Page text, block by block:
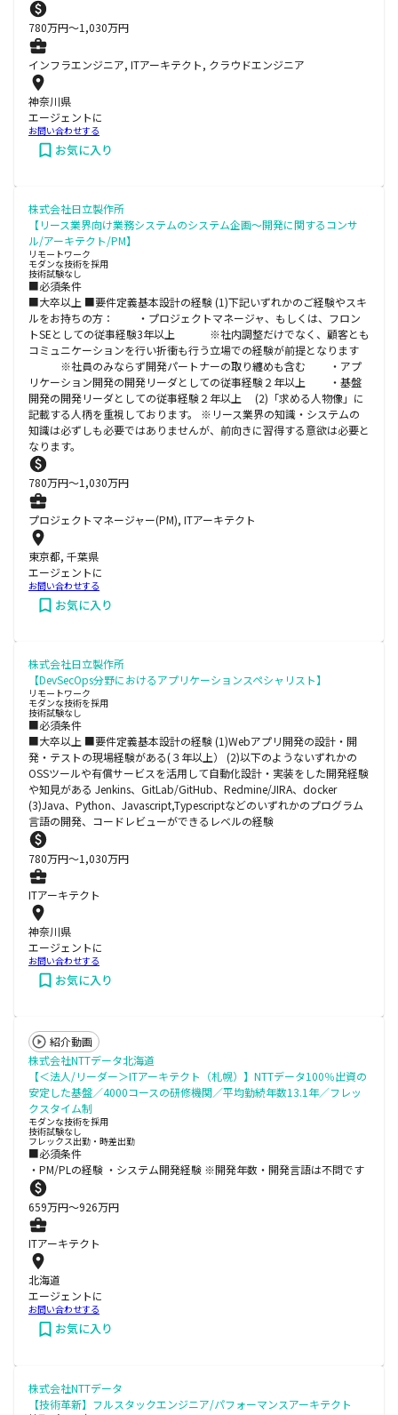
780万円〜1,030万円
インフラエンジニア, ITアーキテクト, クラウドエンジニア
神奈川県
エージェントに
お問い合わせする
お気に入り
株式会社日立製作所
【リース業界向け業務システムのシステム企画～開発に関するコンサ
ル/アーキテクト/PM】
リモートワーク
モダンな技術を採用
技術試験なし
■必須条件
■大卒以上 ■要件定義基本設計の経験 (1)下記いずれかのご経験やスキ
ルをお持ちの方： ・プロジェクトマネージャ、もしくは、フロン
トSEとしての従事経験3年以上 ※社内調整だけでなく、顧客とも
コミュニケーションを行い折衝も行う立場での経験が前提となります
※社員のみならず開発パートナーの取り纏めも含む ・アプ
リケーション開発の開発リーダとしての従事経験２年以上 ・基盤
開発の開発リーダとしての従事経験２年以上 (2)「求める人物像」に
記載する人柄を重視しております。 ※リース業界の知識・システムの
知識は必ずしも必要ではありませんが、前向きに習得する意欲は必要と
なります。
780万円〜1,030万円
プロジェクトマネージャー(PM), ITアーキテクト
東京都, 千葉県
エージェントに
お問い合わせする
お気に入り
株式会社日立製作所
【DevSecOps分野におけるアプリケーションスペシャリスト】
リモートワーク
モダンな技術を採用
技術試験なし
■必須条件
■大卒以上 ■要件定義基本設計の経験 (1)Webアプリ開発の設計・開
発・テストの現場経験がある(３年以上） (2)以下のようないずれかの
OSSツールや有償サービスを活用して自動化設計・実装をした開発経験
や知見がある Jenkins、GitLab/GitHub、Redmine/JIRA、docker
(3)Java、Python、Javascript,Typescriptなどのいずれかのプログラム
言語の開発、コードレビューができるレベルの経験
780万円〜1,030万円
ITアーキテクト
神奈川県
エージェントに
お問い合わせする
お気に入り
紹介動画
株式会社NTTデータ北海道
【＜法人/リーダー＞ITアーキテクト（札幌）】NTTデータ100％出資の
安定した基盤／4000コースの研修機関／平均勤続年数13.1年／フレッ
クスタイム制
モダンな技術を採用
技術試験なし
フレックス出勤・時差出勤
■必須条件
・PM/PLの経験 ・システム開発経験 ※開発年数・開発言語は不問です
659万円〜926万円
ITアーキテクト
北海道
エージェントに
お問い合わせする
お気に入り
株式会社NTTデータ
【技術革新】フルスタックエンジニア/パフォーマンスアーキテクト